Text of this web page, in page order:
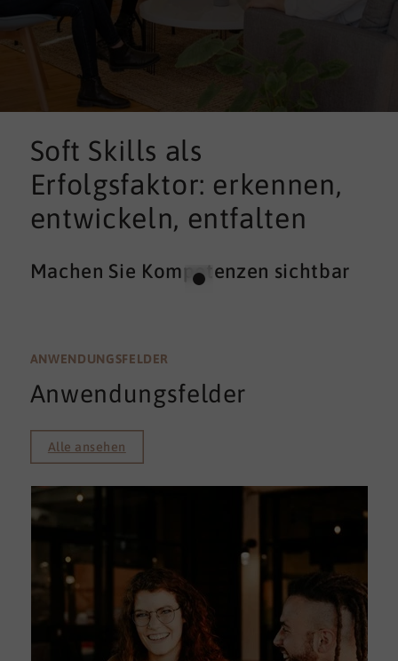
Soft Skills als
Erfolgsfaktor: erkennen,
entwickeln, entfalten
Machen Sie Kompetenzen sichtbar
ANWENDUNGSFELDER
Anwendungsfelder
Alle ansehen